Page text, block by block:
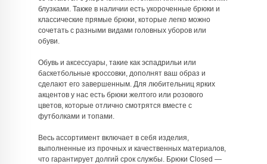
блузками. Также в наличии есть укороченные брюки и
классические прямые брюки, которые легко можно
сочетать с разными видами головных уборов или
обуви.
Обувь и аксессуары, такие как эспадрильи или
баскетбольные кроссовки, дополнят ваш образ и
сделают его завершенным. Для любительниц ярких
акцентов у нас есть брюки желтого или розового
цветов, которые отлично смотрятся вместе с
футболками и топами.
Весь ассортимент включает в себя изделия,
выполненные из прочных и качественных материалов,
что гарантирует долгий срок службы. Брюки Closed —